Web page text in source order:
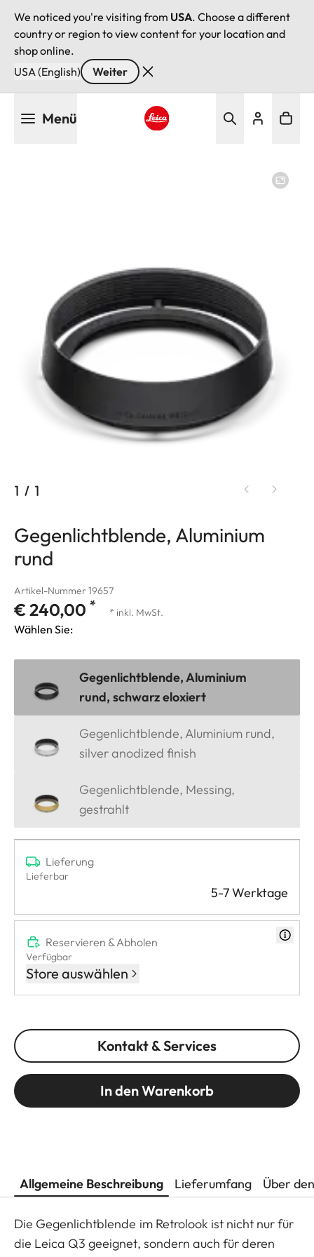
We noticed you're visiting from USA. Choose a different
country or region to view content for your location and
shop online.
USA (English)
Weiter
Menü
1 / 1
Gegenlichtblende, Aluminium
rund
Artikel-Nummer 19657
€ 240,00 * * inkl. MwSt.
Wählen Sie:
Gegenlichtblende, Aluminium
rund, schwarz eloxiert
Gegenlichtblende, Aluminium rund,
silver anodized finish
Gegenlichtblende, Messing,
gestrahlt
Lieferung
Lieferbar
5-7 Werktage
Reservieren & Abholen
Verfügbar
Store auswählen
Kontakt & Services
In den Warenkorb
Allgemeine Beschreibung Lieferumfang Über
Die Gegenlichtblende im Retrolook ist nicht nur für
die Leica Q3 geeignet, sondern auch für deren